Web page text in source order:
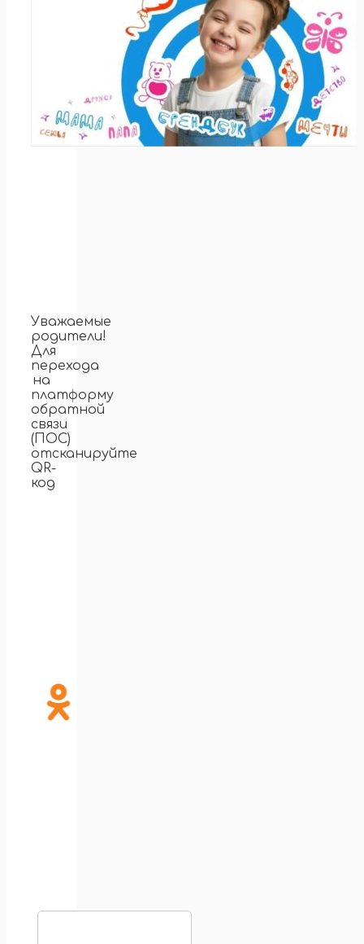
Уважаемые
родители!
Для
перехода
на
платформу
обратной
связи
(ПОС)
отсканируйте
QR-
код